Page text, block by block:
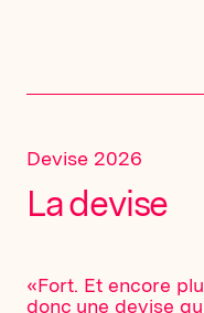
Devise 2026
La devise
«Fort. Et encore
donc une devise